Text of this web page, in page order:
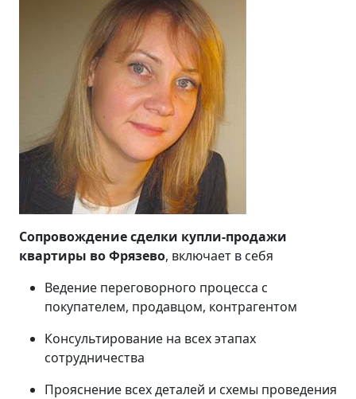
Сопровождение сделки купли-продажи
квартиры во Фрязево, включает в себя
Ведение переговорного процесса с
покупателем, продавцом, контрагентом
Консультирование на всех этапах
сотрудничества
Прояснение всех деталей и схемы проведения